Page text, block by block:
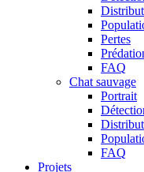
Pertes
FAQ
Chat sauvage
Portrait
FAQ
Projets